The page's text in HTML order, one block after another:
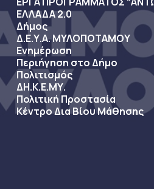
ΕΛΛΑΔΑ 2.0
Δήμος
Δ.Ε.Υ.Α. ΜΥΛΟΠΟΤΑΜΟΥ
Ενημέρωση
Περιήγηση στο Δήμο
Πολιτισμός
ΔΗ.Κ.Ε.ΜΥ.
Πολιτική Προστασία
Κέντρο Δια Βίου Μάθησης